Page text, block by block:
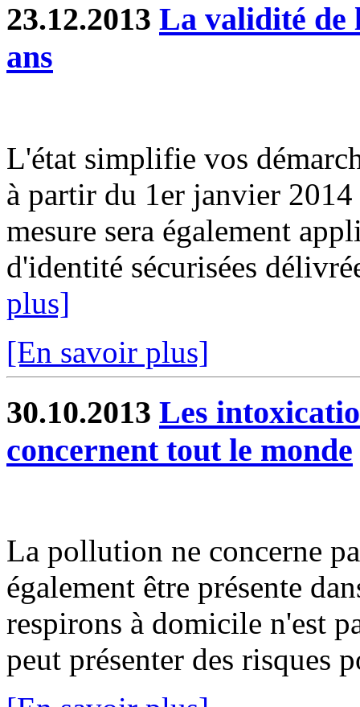
23.12.2013 La validité de
ans
L'état simplifie vos
à partir du 1er janvier
mesure sera également
d'identité sécurisées
plus]
[En savoir plus]
30.10.2013 Les
concernent tout le monde
La pollution ne concerne
également être présente
respirons à domicile n'est
peut présenter des risques